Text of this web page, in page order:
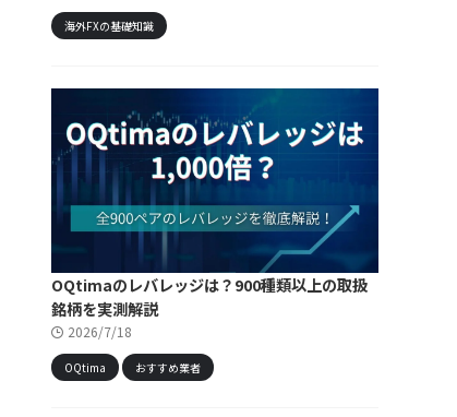
海外FXの基礎知識
OQtimaのレバレッジは？900種類以上の取扱
銘柄を実測解説
2026/7/18
OQtima おすすめ業者